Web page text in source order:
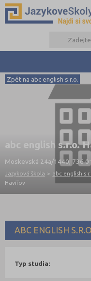
abc english s.r.o.
Moskevská 24a/1440, 736
Jazyková škola > abc english
Havířov
Zpět na abc english s.r.o.
ABC ENGLISH
Typ studia: